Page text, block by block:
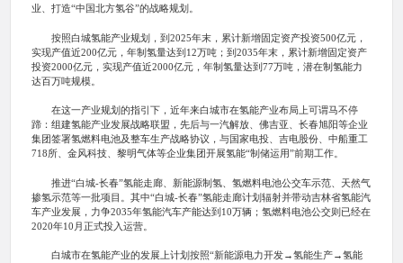
业、打造“中国北方氢谷”的战略规划。
按照白城氢能产业规划，到2025年末，累计新增固定资产投资500亿元，
实现产值近200亿元，年制氢量达到12万吨；到2035年末，累计新增固定资产
投资2000亿元，实现产值近2000亿元，年制氢量达到77万吨，潜在制氢能力
达百万吨规模。
在这一产业规划的指引下，近年来白城市在氢能产业布局上可谓马不停
蹄：组建氢能产业发展战略联盟，先后与一汽解放、佛吉亚、长春旭阳等企业
集团签署氢燃料电池及整车生产战略协议，与国家电投、吉电股份、中船重工
718所、金风科技、黎明气体等企业集团开展氢能“制储运用”前期工作。
推进“白城-长春”氢能走廊、新能源制氢、氢燃料电池公交车示范、天然气
掺氢示范等一批项目。其中“白城-长春”氢能走廊计划辐射并带动吉林省氢能汽
车产业发展，力争2035年氢能汽车产能达到10万辆；氢燃料电池公交则已经在
2020年10月正式投入运营。
白城市在氢能产业的发展上计划按照“新能源电力开发→氢能生产→氢能